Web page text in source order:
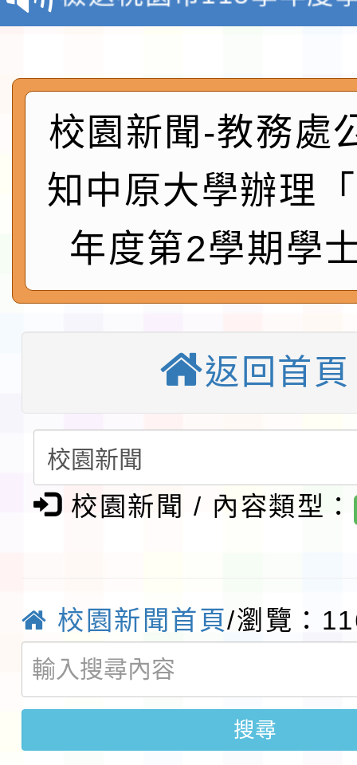
及師生本土語及新住民
實施要點各1份
115年食農教育專業人
程
函轉國家通訊傳播委員
鎮韌性（防空）演習－
速演練執行計畫」
「115年金融知識線上
法」
本校115學年度第1學
告(不再辦理後續甄選)
檢送「桃園市115學年
賽實施要點」1份
本市「115學年度學生
展演活動實施計畫」
請一案
社團法人中華民國畫
026 ART TAIPEI臺北
會」之「藝術教育日」
淨零綠領人才培育課程
檢送桃園市115學年度
及師生本土語及新住民
115年食農教育專業人
鎮韌性（防空）演習－
速演練執行計畫」
「115年金融知識線上
法」
本校115學年度第1學
第3次招考代課鐘點教
告(不再辦理後續甄選)
檢送「桃園市115學年
賽實施要點」1份
本市「115學年度學生
校園新聞-教務處
知中原大學辦理
年度第2學期學
返回首頁
校園新聞 / 內容類型：
校園新聞首頁/瀏覽：
搜尋